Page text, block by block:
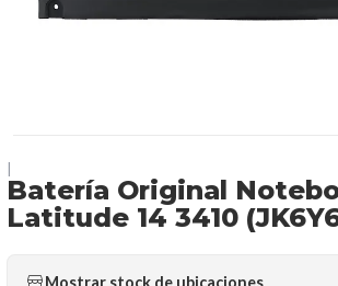
Batería Original
Latitude 14 3410
Mostrar stock de ubicaciones